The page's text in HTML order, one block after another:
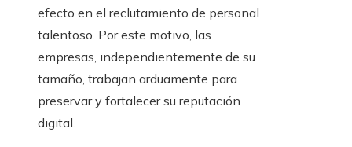
efecto en el reclutamiento de personal
talentoso. Por este motivo, las
empresas, independientemente de su
tamaño, trabajan arduamente para
preservar y fortalecer su reputación
digital.